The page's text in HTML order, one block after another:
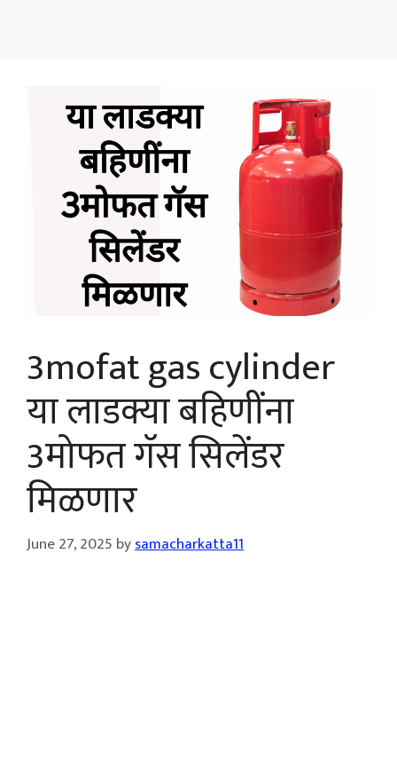
3mofat gas cylinder
या लाडक्या बहिणींना
3मोफत गॅस सिलेंडर
मिळणार
June 27, 2025 bysamacharkatta11